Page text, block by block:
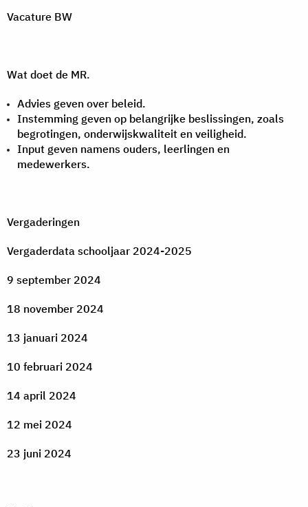
Vacature BW
Wat doet de MR.
Advies geven over beleid.
Instemming geven op belangrijke beslissingen, zoals
begrotingen, onderwijskwaliteit en veiligheid.
Input geven namens ouders, leerlingen en
medewerkers.
Vergaderingen
Vergaderdata schooljaar 2024-2025
9 september 2024
18 november 2024
13 januari 2024
10 februari 2024
14 april 2024
12 mei 2024
23 juni 2024